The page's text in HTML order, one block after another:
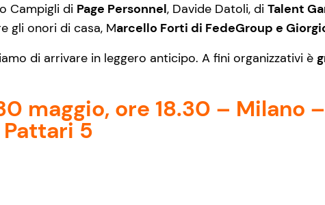
Campigli di Page Personnel, Davide Datoli, di Talent
gli onori di casa, Marcello Forti di FedeGroup e
di arrivare in leggero anticipo. A fini organizzativi è
maggio, ore 18.30 – Milano
Pattari 5